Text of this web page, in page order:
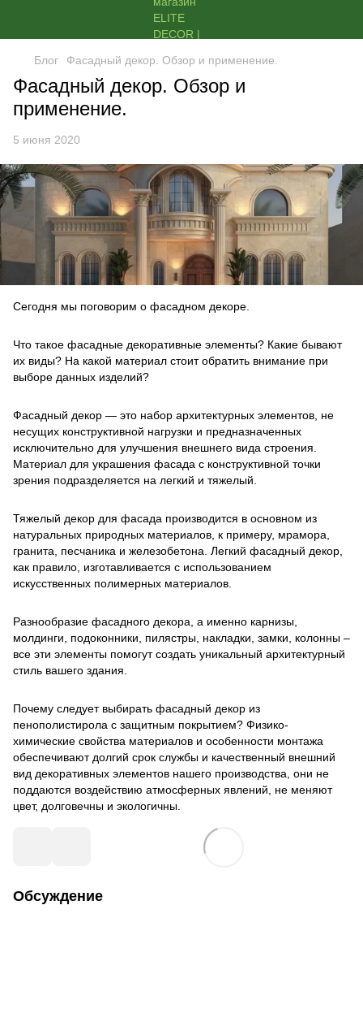
Блог Фасадный декор. Обзор и применение.
Фасадный декор. Обзор и
применение.
5 июня 2020
Сегодня мы поговорим о фасадном декоре.
Что такое фасадные декоративные элементы? Какие бывают
их виды? На какой материал стоит обратить внимание при
выборе данных изделий?
Фасадный декор — это набор архитектурных элементов, не
несущих конструктивной нагрузки и предназначенных
исключительно для улучшения внешнего вида строения.
Материал для украшения фасада с конструктивной точки
зрения подразделяется на легкий и тяжелый.
Тяжелый декор для фасада производится в основном из
натуральных природных материалов, к примеру, мрамора,
гранита, песчаника и железобетона. Легкий фасадный декор,
как правило, изготавливается с использованием
искусственных полимерных материалов.
Разнообразие фасадного декора, а именно карнизы,
молдинги, подоконники, пилястры, накладки, замки, колонны –
все эти элементы помогут создать уникальный архитектурный
стиль вашего здания.
Почему следует выбирать фасадный декор из
пенополистирола с защитным покрытием? Физико-
химические свойства материалов и особенности монтажа
обеспечивают долгий срок службы и качественный внешний
вид декоративных элементов нашего производства, они не
поддаются воздействию атмосферных явлений, не меняют
цвет, долговечны и экологичны.
Обсуждение